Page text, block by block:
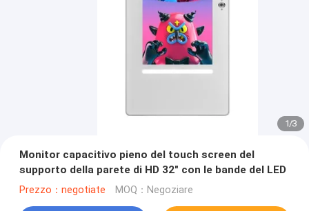
1/3
Monitor capacitivo pieno del touch screen del
supporto della parete di HD 32" con le bande del LED
Prezzo：negotiate MOQ：Negoziare